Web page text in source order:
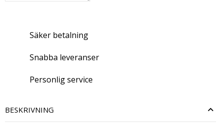
Säker betalning
Snabba leveranser
Personlig service
BESKRIVNING